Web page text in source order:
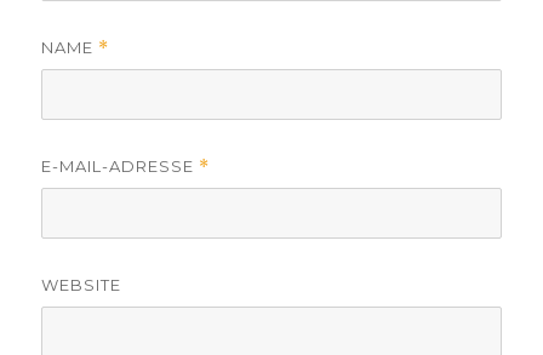
NAME *
E-MAIL-ADRESSE *
WEBSITE